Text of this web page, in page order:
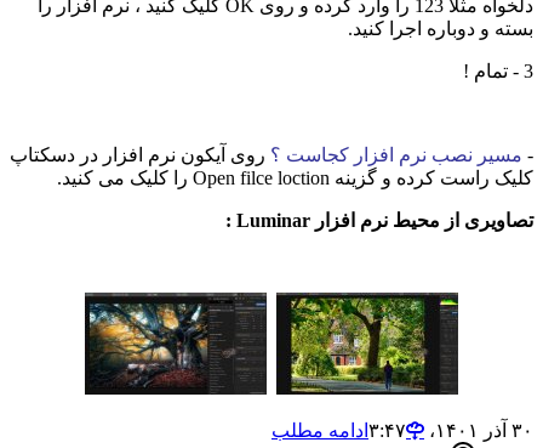
دلخواه مثلا 123 را وارد کرده و روی OK کلیک کنید ، نرم افزار را
بسته و دوباره اجرا کنید.
3 - تمام !
- مسیر نصب نرم افزار کجاست ؟ روی آیکون نرم افزار در دسکتاپ
کلیک راست کرده و گزینه Open filce loction را کلیک می کنید.
تصاویری از محیط نرم افزار Luminar :
۳۰ آذر ۱۴۰۱،‏ ۳:۴۷
ادامه مطلب